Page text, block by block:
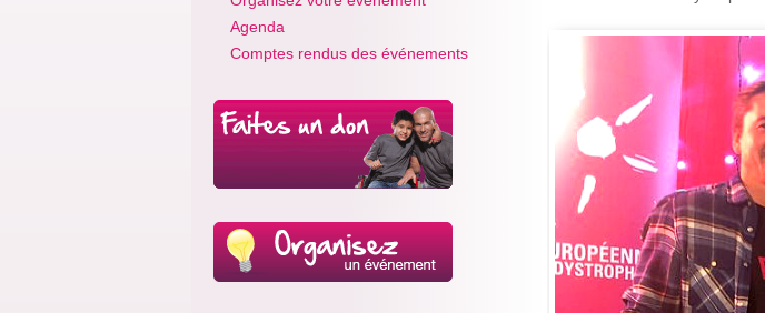
Agenda
Comptes rendus des événements